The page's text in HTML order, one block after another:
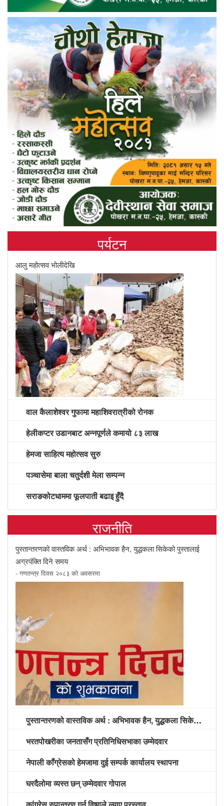
पर्यटन
आलु महोत्सव भोलीदेखि
वाल कैलाशेश्वर गुफामा महाशिवरात्रीको रोनक
हेलीकप्टर उडानबाट अन्नपूर्णले कमायो ८३ लाख
हेमजा साहित्य महोत्सव सुरु
पञ्चासेमा बाला चतुर्दशी मेला सम्पन्न
सराङकोटधाममा फूलपाती बढाइ हुँदै
राजनीति
पुस्तान्तरणको वास्तविक अर्थ : अभिभावक हैन, युद्धकला सिकेको पुस्तालाई
अग्रपंक्ति दिने समय
- गणतन्त्र दिवस २०८३ को अवसरमा
पुस्तान्तरणको वास्तविक अर्थ : अभिभावक हैन, युद्धकला सिकेको पुस्तालाई अग्रपंक्ति दिने समय
भरतपोखरीका जनतासँग प्रतिनिधिसभाका उम्मेदवार
नेपाली काँग्रेसको हेमजामा दुई सम्पर्क कार्यालय स्थापना
घरदैलोमा व्यस्त छन् उम्मेदवार गोपाल